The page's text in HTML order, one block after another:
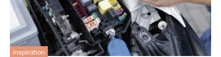
inspiration